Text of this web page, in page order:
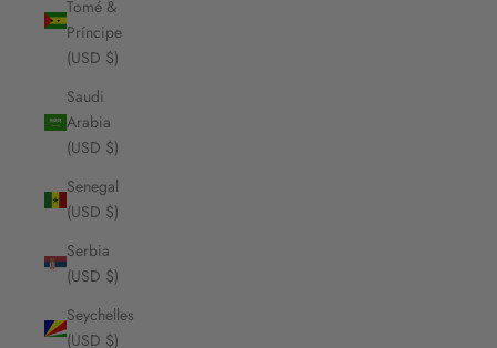
Tomé &
Príncipe
(USD $)
Saudi
Arabia
(USD $)
Senegal
(USD $)
Serbia
(USD $)
Seychelles
(USD $)